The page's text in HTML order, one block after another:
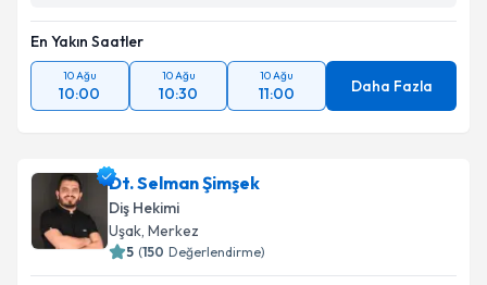
En Yakın Saatler
10 Ağu
10:00
10 Ağu
10:30
10 Ağu
11:00 Daha Fazla
Dt. Selman Şimşek
Diş Hekimi
Uşak, Merkez
5 (150 Değerlendirme)